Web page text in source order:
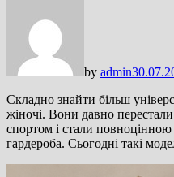
by admin
Складно знайти більш
жіночі. Вони давно
спортом і стали
гардероба. Сьогодні такі